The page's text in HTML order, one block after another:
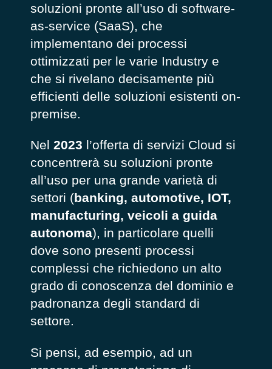
soluzioni pronte all’uso di software-
as-service (SaaS), che
implementano dei processi
ottimizzati per le varie Industry e
che si rivelano decisamente più
efficienti delle soluzioni esistenti on-
premise.
Nel 2023 l’offerta di servizi Cloud si
concentrerà su soluzioni pronte
all’uso per una grande varietà di
settori (banking, automotive, IOT,
manufacturing, veicoli a guida
autonoma), in particolare quelli
dove sono presenti processi
complessi che richiedono un alto
grado di conoscenza del dominio e
padronanza degli standard di
settore.
Si pensi, ad esempio, ad un